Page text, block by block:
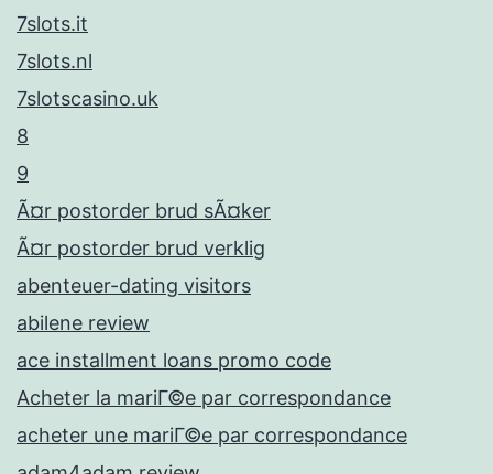
7slots.it
7slots.nl
7slotscasino.uk
8
9
Ã¤r postorder brud sÃ¤ker
Ã¤r postorder brud verklig
abenteuer-dating visitors
abilene review
ace installment loans promo code
Acheter la mariГ©e par correspondance
acheter une mariГ©e par correspondance